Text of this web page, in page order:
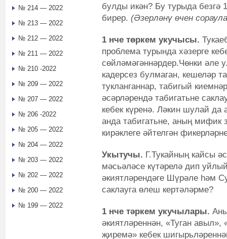
булды икән? Бу турыда безгә
бирер. (Әзерләнү өчен
1 нче төркем укучысы.
проблема турында хәзерге
сөйләмәгәннәрдер.Чөнки әле
кадерсез булмаган, кешеләр
тукланганнар, табигый
әсәрләрендә табигатьне
кебек күренә. Ләкин шулай да
анда табигатьне, аның мифик
кирәклеге әйтелгән
Укытучы. Г.Тукайның кайсы
мәсьәләсе күтәрелә дип
әкиятләрендәге Шүрәле һәм
саклауга өлеш кертәләрме?
1 нче тәркем укучылары.
әкиятләреннән, «Туган авыл»,
җиремә» кебек
№ 214 — 2022
№ 213 — 2022
№ 212 — 2022
№ 211 — 2022
№ 210 -2022
№ 209 — 2022
№ 207 — 2022
№ 206 -2022
№ 205 — 2022
№ 204 — 2022
№ 203 — 2022
№ 202 — 2022
№ 200 — 2022
№ 199 — 2022